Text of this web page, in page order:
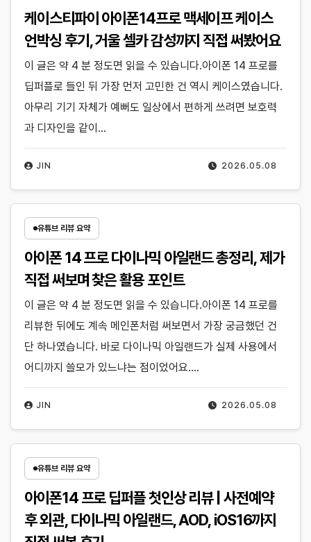
케이스티파이 아이폰14프로 맥세이프 케이스
언박싱 후기, 거울 셀카 감성까지 직접 써봤어요
2026.05.08
JIN
이 글은 약 4 분 정도면 읽을 수 있습니다.아이폰 14 프로를
딥퍼플로 들인 뒤 가장 먼저 고민한 건 역시 케이스였습니다.
아무리 기기 자체가 예뻐도 일상에서 편하게 쓰려면 보호력
과 디자인을 같이…
유튜브 리뷰 요약
아이폰 14 프로 다이나믹 아일랜드 총정리, 제가
직접 써보며 찾은 활용 포인트
2026.05.08
JIN
이 글은 약 4 분 정도면 읽을 수 있습니다.아이폰 14 프로를
리뷰한 뒤에도 계속 메인폰처럼 써보면서 가장 궁금했던 건
단 하나였습니다. 바로 다이나믹 아일랜드가 실제 사용에서
어디까지 쓸모가 있느냐는 점이었어요.…
유튜브 리뷰 요약
아이폰14 프로 딥퍼플 첫인상 리뷰 | 사전예약
후 외관, 다이나믹 아일랜드, AOD, iOS16까지